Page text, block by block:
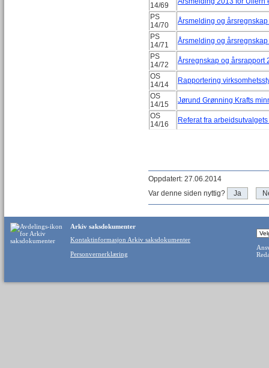
14/69
PS
14/70
Årsmelding og
PS
14/71
Årsmelding og
PS
14/72
Årsregnskap og årsrapport
OS
14/14
Rapportering
OS
14/15
Jørund Grønning Krafts
OS
14/16
Referat fra
Oppdatert: 27.06.2014
Var denne siden nyttig?
Ja
Arkiv saksdokumenter
Kontaktinformasjon Arkiv saksdokumenter
Personvernerklæring